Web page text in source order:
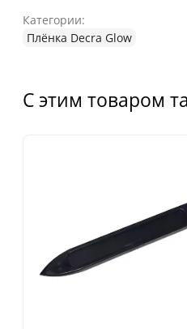
Категории:
Плёнка Decra Glow
С этим товаром